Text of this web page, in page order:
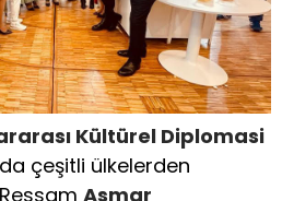
Kültürel Diplomasi
çeşitli ülkelerden
Asmar